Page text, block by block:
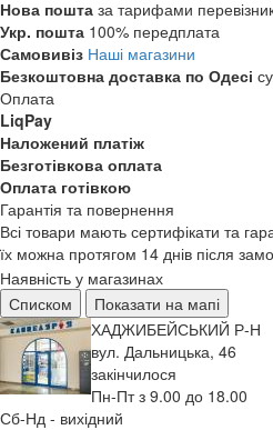
Нова пошта за тарифами
Укр. пошта 100% передплата
Самовивіз Наші магазини
Безкоштовна доставка по Одесі
Оплата
LiqPay
Наложений платіж
Безготівкова оплата
Оплата готівкою
Гарантія та повернення
Всі товари мають сертифікати та
їх можна протягом 14 днів після
Наявність у магазинах
Списком
Показати на мапі
ХАДЖИБЕЙСЬКИЙ Р-Н
вул. Дальницька, 46
закінчилося
Пн-Пт з 9.00 до 18.00
Сб-Нд - вихідний